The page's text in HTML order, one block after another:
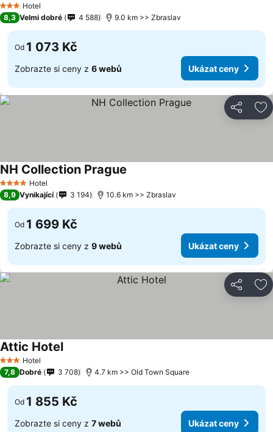
3 Počet hvězdiček
Hotel
8,3 Velmi dobré 4 588 9.0 km >> Zbraslav
Od 1 073 Kč
Zobrazte si ceny z 6 webů Ukázat ceny
Sdílet
4 Počet hvězdiček
Hotel
NH Collection Prague
8,9 Vynikající 3 194 10.6 km >> Zbraslav
Od 1 699 Kč
Zobrazte si ceny z 9 webů Ukázat ceny
Sdílet
3 Počet hvězdiček
Hotel
Attic Hotel
7,8 Dobré 3 708 4.7 km >> Old Town Square
Od 1 855 Kč
Zobrazte si ceny z 7 webů Ukázat ceny